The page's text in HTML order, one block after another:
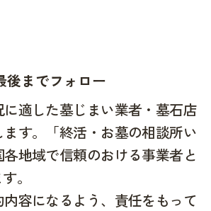
後までフォロー
適した墓じまい業者・墓石店
す。「終活・お墓の相談所い
地域で信頼のおける事業者と
。
容になるよう、責任をもって